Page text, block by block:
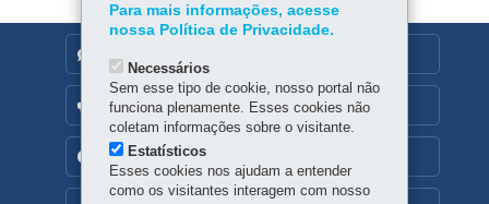
OUVIDORIA
TRANSPARÊNCIA INSTITUCIONAL
Para mais informações, acesse
nossa Política de Privacidade.
Necessários
Sem esse tipo de cookie, nosso portal não
funciona plenamente. Esses cookies não
coletam informações sobre o visitante.
Estatísticos
Esses cookies nos ajudam a entender
como os visitantes interagem com nosso